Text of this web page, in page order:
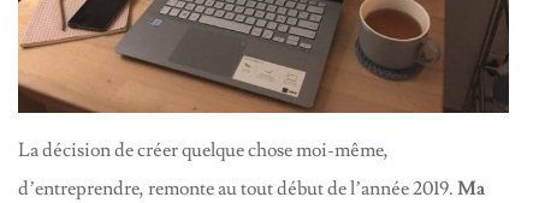
La décision de créer quelque chose moi-même,
d’entreprendre, remonte au tout début de l’année 2019. Ma